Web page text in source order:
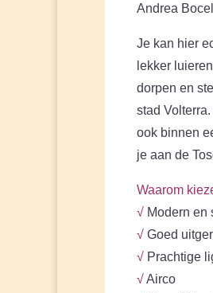
Andrea
Je kan hier
lekker
dorpen en
stad
ook binnen
je aan de
Waarom
√ Modern en
√ Goed
√ Prachtige
√Airco